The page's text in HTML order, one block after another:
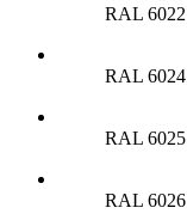
RAL 6022
RAL 6024
RAL 6025
RAL 6026